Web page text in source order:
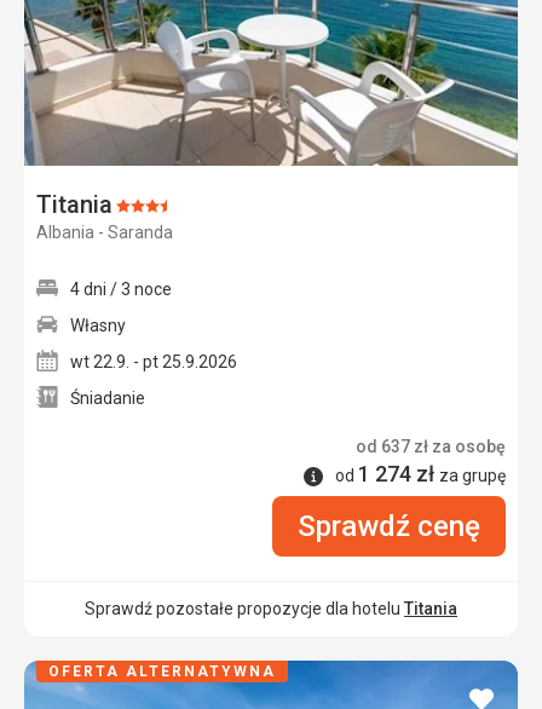
Titania Ocena:
3.5/5
Albania - Saranda
4 dni / 3 noce
Własny
wt 22.9. - pt 25.9.2026
Śniadanie
od 637 zł za osobę
Informacje
od 1 274 zł za grupę
Sprawdź cenę
Sprawdź pozostałe propozycje dla hotelu Titania
dodaj
OFERTA ALTERNATYWNA